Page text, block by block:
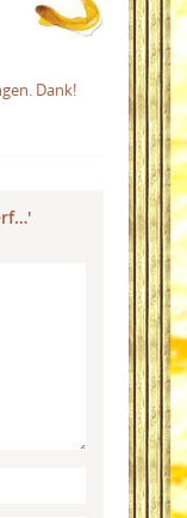
Dank!